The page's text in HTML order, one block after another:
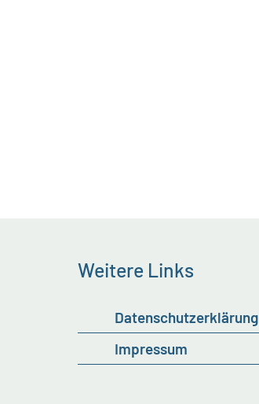
Weitere Links
Datenschutzerklärung
Impressum